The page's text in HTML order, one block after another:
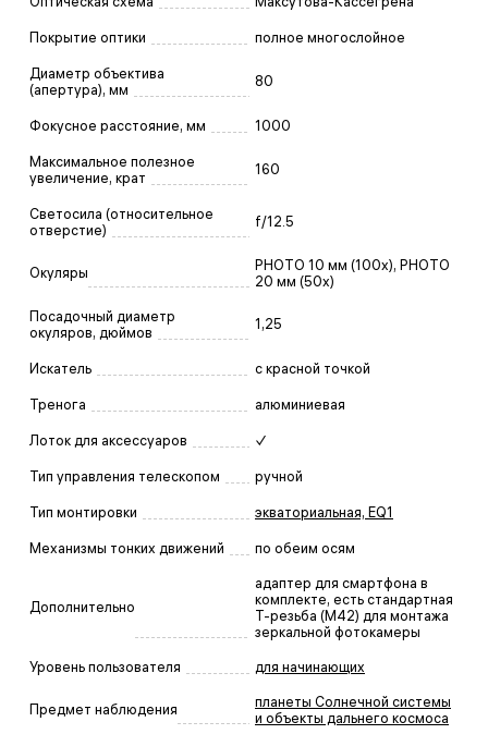
Покрытие оптики полное многослойное
Диаметр объектива
(апертура), мм
80
Фокусное расстояние, мм 1000
Максимальное полезное
увеличение, крат
160
Светосила (относительное
отверстие)
f/12.5
Окуляры
PHOTO 10 мм (100х), PHOTO
20 мм (50х)
Посадочный диаметр
окуляров, дюймов
1,25
Искатель с красной точкой
Тренога алюминиевая
Лоток для аксессуаров ✓
Тип управления телескопом ручной
Тип монтировки экваториальная, EQ1
Механизмы тонких движений по обеим осям
Дополнительно
адаптер для смартфона в
комплекте, есть стандартная
Т-резьба (М42) для монтажа
зеркальной фотокамеры
Уровень пользователя для начинающих
Предмет наблюдения
планеты Солнечной системы
и объекты дальнего космоса